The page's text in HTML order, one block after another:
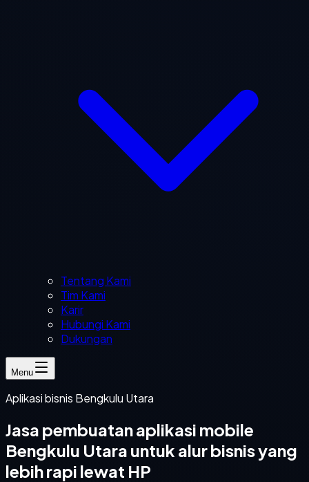
Tentang Kami
Tim Kami
Karir
Hubungi Kami
Dukungan
Menu
Aplikasi bisnis Bengkulu Utara
Jasa pembuatan aplikasi mobile
Bengkulu Utara untuk alur bisnis yang
lebih rapi lewat HP